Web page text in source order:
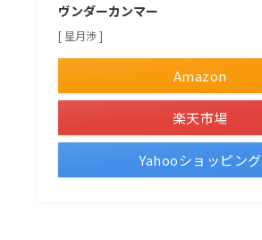
ヴンダーカンマー
[ 星月渉 ]
Amazon
楽天市場
Yahooショッピング